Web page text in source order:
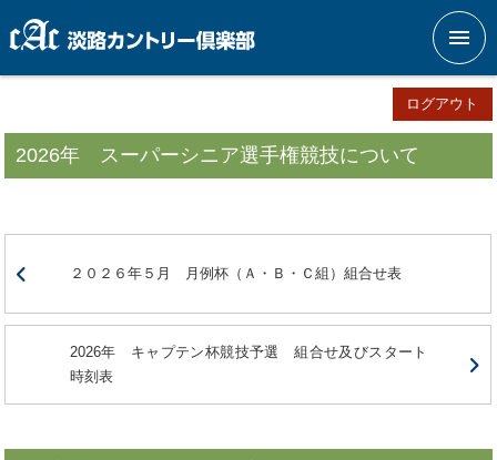
メニ
ログアウト
2026年 スーパーシニア選手権競技について
２０２６年５月 月例杯（Ａ・Ｂ・Ｃ組）組合せ表
2026年 キャプテン杯競技予選 組合せ及びスタート
時刻表